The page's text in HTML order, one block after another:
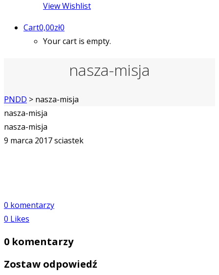
View Wishlist
Cart0,00zł0
Your cart is empty.
nasza-misja
PNDD > nasza-misja
nasza-misja
nasza-misja
9 marca 2017sciastek
0 komentarzy
0 Likes
0 komentarzy
Zostaw odpowiedź